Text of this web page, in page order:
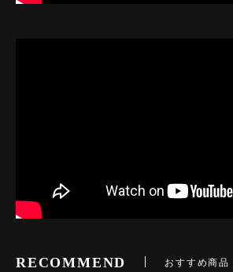
RECOMMEND おすすめ商品